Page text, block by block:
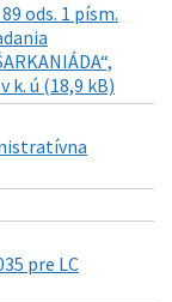
ods. 1 písm.
k. ú (18,9 kB)
pre LC